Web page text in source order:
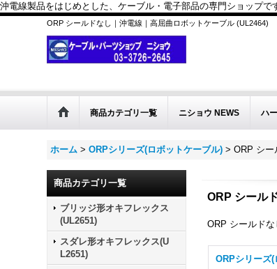
沖電線製品をはじめとした、ケーブル・電子部品の専門ショップ
ORP シールドなし｜沖電線｜高屈曲ロボットケーブル (UL2464)
商品カテゴリ一覧 ニショウ NEWS ハ
ホーム > ORPシリーズ(ロボットケーブル) > ORP シ
商品カテゴリ一覧
ブリッジ形オキフレックス
(UL2651)
スダレ形オキフレックス(U
L2651)
ORP シール
ORP シールド